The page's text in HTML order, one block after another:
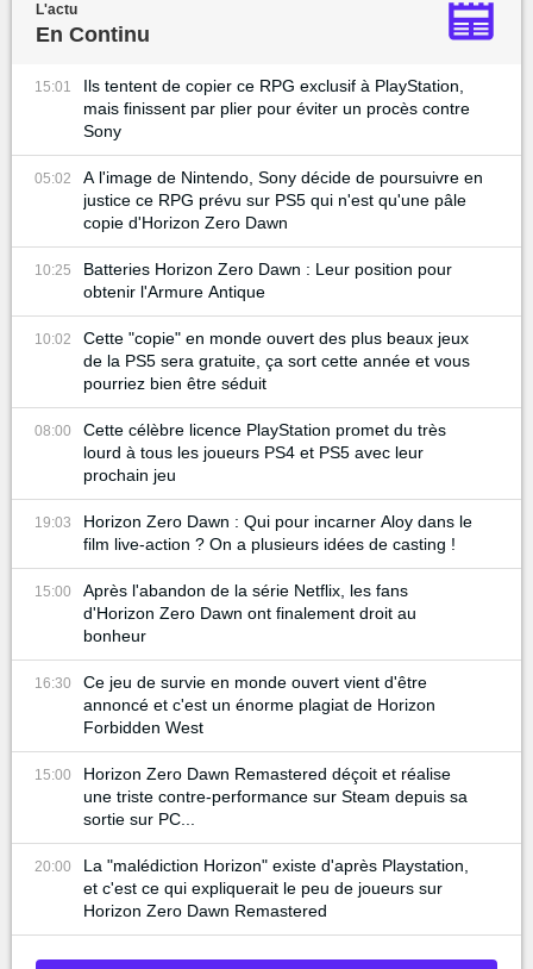
L'actu
En Continu
15:01
Ils tentent de copier ce RPG exclusif à PlayStation,
mais finissent par plier pour éviter un procès contre
Sony
05:02
A l'image de Nintendo, Sony décide de poursuivre en
justice ce RPG prévu sur PS5 qui n'est qu'une pâle
copie d'Horizon Zero Dawn
10:25
Batteries Horizon Zero Dawn : Leur position pour
obtenir l'Armure Antique
10:02
Cette "copie" en monde ouvert des plus beaux jeux
de la PS5 sera gratuite, ça sort cette année et vous
pourriez bien être séduit
08:00
Cette célèbre licence PlayStation promet du très
lourd à tous les joueurs PS4 et PS5 avec leur
prochain jeu
19:03
Horizon Zero Dawn : Qui pour incarner Aloy dans le
film live-action ? On a plusieurs idées de casting !
15:00
Après l'abandon de la série Netflix, les fans
d'Horizon Zero Dawn ont finalement droit au
bonheur
16:30
Ce jeu de survie en monde ouvert vient d'être
annoncé et c'est un énorme plagiat de Horizon
Forbidden West
15:00
Horizon Zero Dawn Remastered déçoit et réalise
une triste contre-performance sur Steam depuis sa
sortie sur PC...
20:00
La "malédiction Horizon" existe d'après Playstation,
et c'est ce qui expliquerait le peu de joueurs sur
Horizon Zero Dawn Remastered